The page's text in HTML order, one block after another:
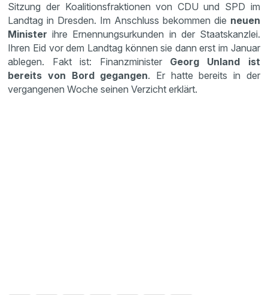
Sitzung der Koalitionsfraktionen von CDU und SPD im
Landtag in Dresden. Im Anschluss bekommen die neuen
Minister ihre Ernennungsurkunden in der Staatskanzlei.
Ihren Eid vor dem Landtag können sie dann erst im Januar
ablegen. Fakt ist: Finanzminister Georg Unland ist
bereits von Bord gegangen. Er hatte bereits in der
vergangenen Woche seinen Verzicht erklärt.